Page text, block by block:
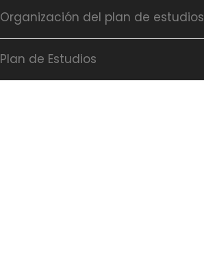
Organización del plan de estudios
Plan de Estudios